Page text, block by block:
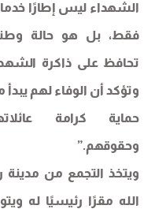
الشهداء ليس إطارًا خدماتيًا
فقط، بل هو حالة وطنية
تحافظ على ذاكرة الشهداء
وتؤكد أن الوفاء لهم يبدأ من
حماية كرامة عائلاتهم
وحقوقهم.”
ويتخذ التجمع من مدينة رام
الله مقرًا رئيسيًا له ويتولى